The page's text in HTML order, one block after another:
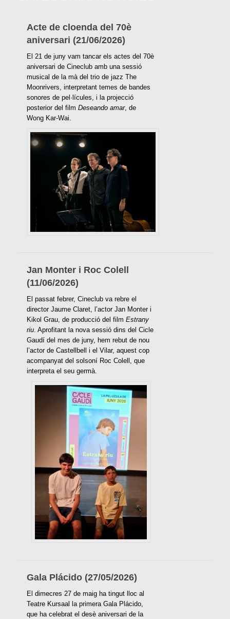
Acte de cloenda del 70è
aniversari (21/06/2026)
El 21 de juny vam tancar els actes del 70è
aniversari de Cineclub amb una sessió
musical de la mà del trio de jazz The
Moonrivers, interpretant temes de bandes
sonores de pel·lícules, i la projecció
posterior del filmDeseando amar, de
Wong Kar-Wai.
Jan Monter i Roc Colell
(11/06/2026)
El passat febrer, Cineclub va rebre el
director Jaume Claret, l’actor Jan Monter i
Kikol Grau, de producció del filmEstrany
riu. Aprofitant la nova sessió dins del Cicle
Gaudí del mes de juny, hem rebut de nou
l’actor de Castellbell i el Vilar, aquest cop
acompanyat del solsoní Roc Colell, que
interpreta el seu germà.
Gala Plácido (27/05/2026)
El dimecres 27 de maig ha tingut lloc al
Teatre Kursaal la primera Gala Plácido,
que ha celebrat el desè aniversari de la